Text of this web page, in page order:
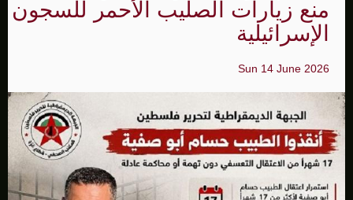
منع زيارات الصليب الأحمر للسجون
الإسرائيلية
Sun 14 June 2026